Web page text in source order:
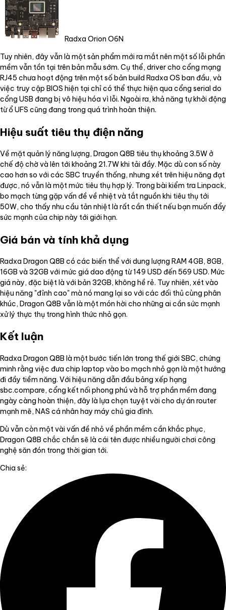
Radxa Orion O6N
Tuy nhiên, đây vẫn là một sản phẩm mới ra mắt nên một số lỗi phần
mềm vẫn tồn tại trên bản mẫu sớm. Cụ thể, driver cho cổng mạng
RJ45 chưa hoạt động trên một số bản build Radxa OS ban đầu, và
việc truy cập BIOS hiện tại chỉ có thể thực hiện qua cổng serial do
cổng USB đang bị vô hiệu hóa vì lỗi. Ngoài ra, khả năng tự khởi động
từ ổ UFS cũng đang trong quá trình hoàn thiện.
Hiệu suất tiêu thụ điện năng
Về mặt quản lý năng lượng, Dragon Q8B tiêu thụ khoảng 3.5W ở
chế độ chờ và lên tới khoảng 21.7W khi tải đầy. Mặc dù con số này
cao hơn so với các SBC truyền thống, nhưng xét trên hiệu năng đạt
được, nó vẫn là một mức tiêu thụ hợp lý. Trong bài kiểm tra Linpack,
bo mạch từng gặp vấn đề về nhiệt và tắt nguồn khi tiêu thụ tới
50W, cho thấy nhu cầu tản nhiệt là rất cần thiết nếu bạn muốn đẩy
sức mạnh của chip này tới giới hạn.
Giá bán và tính khả dụng
Radxa Dragon Q8B có các biến thể với dung lượng RAM 4GB, 8GB,
16GB và 32GB với mức giá dao động từ 149 USD đến 569 USD. Mức
giá này, đặc biệt là với bản 32GB, không hề rẻ. Tuy nhiên, xét vào
hiệu năng "đỉnh cao" mà nó mang lại so với các đối thủ cùng phân
khúc, Dragon Q8B vẫn là một món hời cho những ai cần sức mạnh
xử lý thực thụ trong hình thức nhỏ gọn.
Kết luận
Radxa Dragon Q8B là một bước tiến lớn trong thế giới SBC, chứng
minh rằng việc đưa chip laptop vào bo mạch nhỏ gọn là một hướng
đi đầy tiềm năng. Với hiệu năng dẫn đầu bảng xếp hạng
sbc.compare, cổng kết nối phong phú và hỗ trợ phần mềm đang
ngày càng hoàn thiện, đây là lựa chọn tuyệt vời cho dự án router
mạnh mẽ, NAS cá nhân hay máy chủ gia đình.
Dù vẫn còn một vài vấn đề nhỏ về phần mềm cần khắc phục,
Dragon Q8B chắc chắn sẽ là cái tên được nhiều người chơi công
nghệ săn đón trong thời gian tới.
Chia sẻ: